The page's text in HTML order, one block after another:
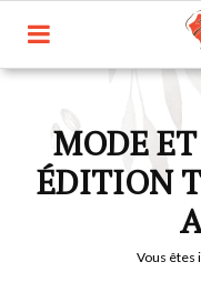
MODE
ÉDITION
Vous êtes